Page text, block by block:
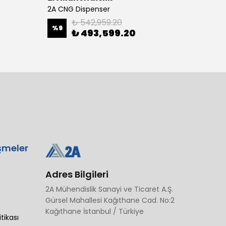
2A CNG Dispenser
%9 ₺ 542,959.20
₺ 493,599.20
Adres Bilgileri
2A Mühendislik Sanayi ve Ticaret A.Ş.
Gürsel Mahallesi Kağıthane Cad. No:2
Kağıthane İstanbul / Türkiye